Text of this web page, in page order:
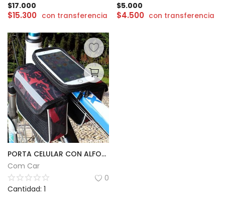
$17.000
$15.300 con transferencia
$5.000
$4.500 con transferencia
PORTA CELULAR CON ALFORJAS PARA BICI
Com Car
0
Cantidad: 1